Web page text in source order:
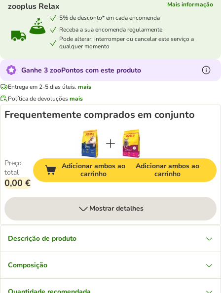
zooplus Relax
Mais informação
5% de desconto* em cada encomenda
Receba a sua encomenda regularmente
Pode alterar, interromper ou cancelar este serviço a
qualquer momento
Ganhe 3 zooPontos com este produto
Entrega em 2-5 dias úteis. mais
Política de devoluçõesmais
Frequentemente comprados em conjunto
Preço
total
0,00 €
Adicionar ambos ao
carrinho
Adicionar ambos ao
carrinho
Mostrar detalhes
Descrição de produto
Composição